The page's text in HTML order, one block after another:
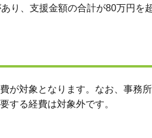
り、支援金額の合計が80万円を
が対象となります。なお、事務
する経費は対象外です。